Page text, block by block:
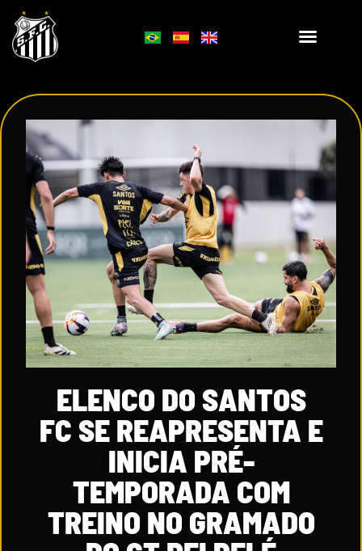
ELENCO DO SANTOS
FC SE REAPRESENTA E
INICIA PRÉ-
TEMPORADA COM
TREINO NO GRAMADO